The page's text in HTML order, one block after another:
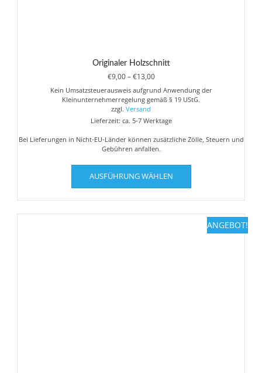
Originaler Holzschnitt
€9,00 –€13,00Preisspanne:
€9,00
bis
Kein Umsatzsteuerausweis aufgrund Anwendung der
Kleinunternehmerregelung gemäß § 19 UStG.
zzgl. Versand
Lieferzeit: ca. 5-7 Werktage
Bei Lieferungen in Nicht-EU-Länder können zusätzliche Zölle, Steuern und
Gebühren anfallen.
AUSFÜHRUNG WÄHLEN
Dieses
weist
mehrere
Varianten
ANGEBOT!